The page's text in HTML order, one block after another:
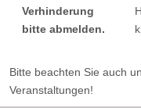
Verhinderung
bitte abmelden.
Bitte beachten Sie auch
Veranstaltungen!